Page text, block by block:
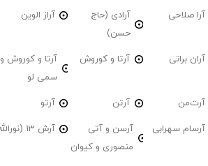
آرا صلاحی
آرادی (حاج
حسن)
آراز الوین
آران براتی آرتا و کوروش
آرتا و کوروش و
سمی لو
آرت‌من آرتن آرتو
آرسام سهرابی
آرسن و آتی
منصوری و کیوان
آرش 13 (نورالله)